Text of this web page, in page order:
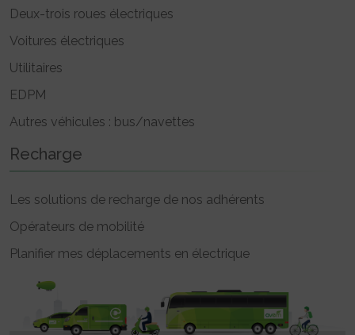
Deux-trois roues électriques
Voitures électriques
Utilitaires
EDPM
Autres véhicules : bus/navettes
Recharge
Les solutions de recharge de nos adhérents
Opérateurs de mobilité
Planifier mes déplacements en électrique